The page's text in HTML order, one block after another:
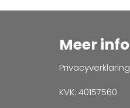
Meer info
Privacyverklaring
KVK: 40157560